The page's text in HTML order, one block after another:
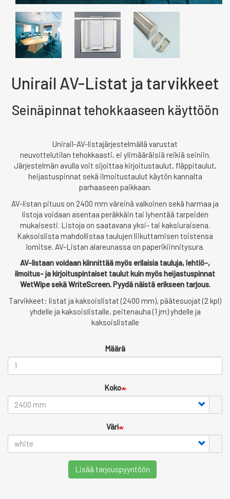
Unirail AV-Listat ja tarvikkeet
Seinäpinnat tehokkaaseen käyttöön
Unirail-AV-listajärjestelmällä varustat
neuvottelutilan tehokkaasti, ei ylimääräisiä reikiä seiniin.
Järjestelmän avulla voit sijoittaa kirjoitustaulut, fläppitaulut,
heijastuspinnat sekä ilmoitustaulut käytön kannalta
parhaaseen paikkaan.
AV-listan pituus on 2400 mm väreinä valkoinen sekä harmaa ja
listoja voidaan asentaa peräkkäin tai lyhentää tarpeiden
mukaisesti. Listoja on saatavana yksi- tai kaksiuraisena.
Kaksoislista mahdollistaa taulujen liikuttamisen toistensa
lomitse. AV-Listan alareunassa on paperikiinnitysura.
AV-listaan voidaan kiinnittää myös erilaisia tauluja, lehtiö-,
ilmoitus- ja kirjoituspintaiset taulut kuin myös heijastuspinnat
WetWipe sekä WriteScreen. Pyydä näistä erikseen tarjous.
Tarvikkeet: listat ja kaksoislistat (2400 mm), päätesuojat (2 kpl)
yhdelle ja kaksoislistalle, peitenauha (1 jm) yhdelle ja
kaksoislistalle
Määrä
Koko
Väri
Lisää tarjouspyyntöön